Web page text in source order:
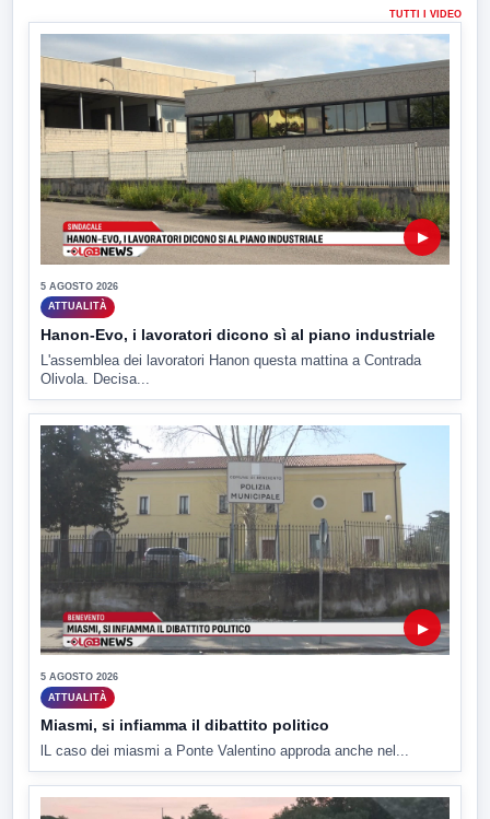
TUTTI I VIDEO
▶
5 AGOSTO 2026
ATTUALITÀ
Hanon-Evo, i lavoratori dicono sì al piano industriale
L'assemblea dei lavoratori Hanon questa mattina a Contrada
Olivola. Decisa...
▶
5 AGOSTO 2026
ATTUALITÀ
Miasmi, si infiamma il dibattito politico
lL caso dei miasmi a Ponte Valentino approda anche nel...